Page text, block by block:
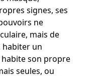
signes, ses
ne
mais de
habiter un
son propre
seules, ou